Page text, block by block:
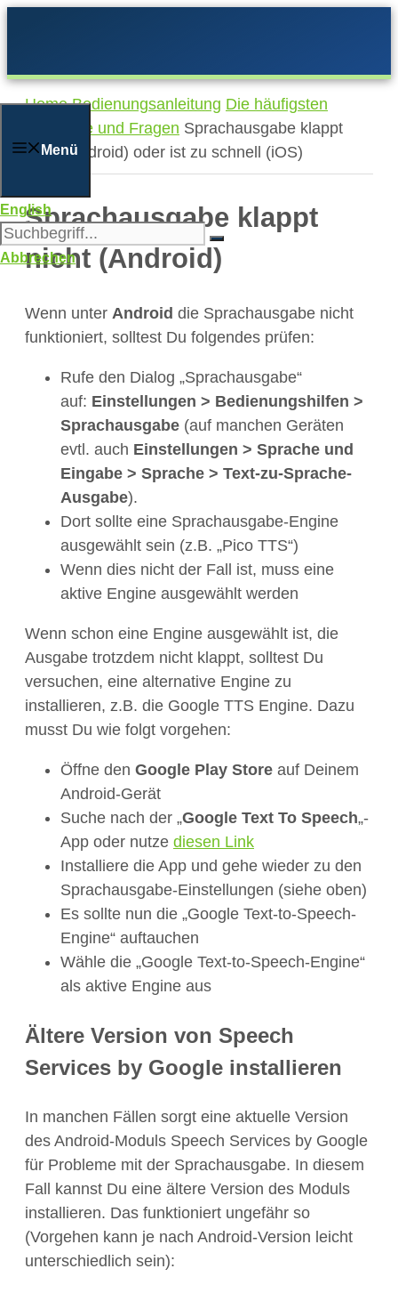
Menü
English
Abbrechen
Home Bedienungsanleitung Die häufigsten
Probleme und Fragen Sprachausgabe klappt
nicht (Android) oder ist zu schnell (iOS)
Sprachausgabe klappt
nicht (Android)
Wenn unter Android die Sprachausgabe nicht
funktioniert, solltest Du folgendes prüfen:
Rufe den Dialog „Sprachausgabe“
auf: Einstellungen > Bedienungshilfen >
Sprachausgabe (auf manchen Geräten
evtl. auch Einstellungen > Sprache und
Eingabe > Sprache > Text-zu-Sprache-
Ausgabe).
Dort sollte eine Sprachausgabe-Engine
ausgewählt sein (z.B. „Pico TTS“)
Wenn dies nicht der Fall ist, muss eine
aktive Engine ausgewählt werden
Wenn schon eine Engine ausgewählt ist, die
Ausgabe trotzdem nicht klappt, solltest Du
versuchen, eine alternative Engine zu
installieren, z.B. die Google TTS Engine. Dazu
musst Du wie folgt vorgehen:
Öffne den Google Play Store auf Deinem
Android-Gerät
Suche nach der „Google Text To Speech„-
App oder nutze diesen Link
Installiere die App und gehe wieder zu den
Sprachausgabe-Einstellungen (siehe oben)
Es sollte nun die „Google Text-to-Speech-
Engine“ auftauchen
Wähle die „Google Text-to-Speech-Engine“
als aktive Engine aus
Ältere Version von Speech
Services by Google installieren
In manchen Fällen sorgt eine aktuelle Version
des Android-Moduls Speech Services by Google
für Probleme mit der Sprachausgabe. In diesem
Fall kannst Du eine ältere Version des Moduls
installieren. Das funktioniert ungefähr so
(Vorgehen kann je nach Android-Version leicht
unterschiedlich sein):